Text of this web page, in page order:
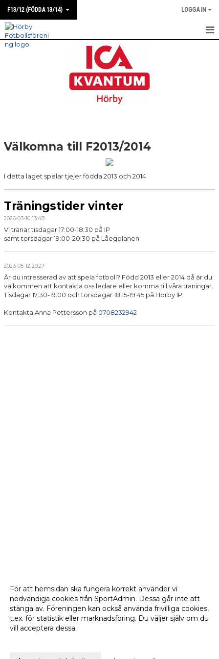
F13/12 (FÖDDA 13/14) LOGGA IN
HEM
DOKUMENT
Välkomna till F2013/2014
I detta laget spelar tjejer födda 2013 och 2014
Träningstider vinter
2026-03-10 13:48
Vi tränar tisdagar 17:00-18:30 på IP
samt torsdagar 19:00-20:30 på Låegplanen
2023-05-12 20:27
Är du intresserad av att spela fotboll? Född 2013 eller 2014 då är du
välkommen att kontakta oss ledare eller komma till våra träningar.
Tisdagar 17:30-19:00 och torsdagar 18:15-19:45 på Hörby IP
Kontakta Anna Pettersson på 0708232942
För att hemsidan ska fungera korrekt använder vi
nödvändiga cookies från SportAdmin. Dessa går inte att
stänga av. Föreningen kan också använda frivilliga cookies,
t.ex. för statistik eller marknadsföring. Du väljer själv om du
vill acceptera dessa.